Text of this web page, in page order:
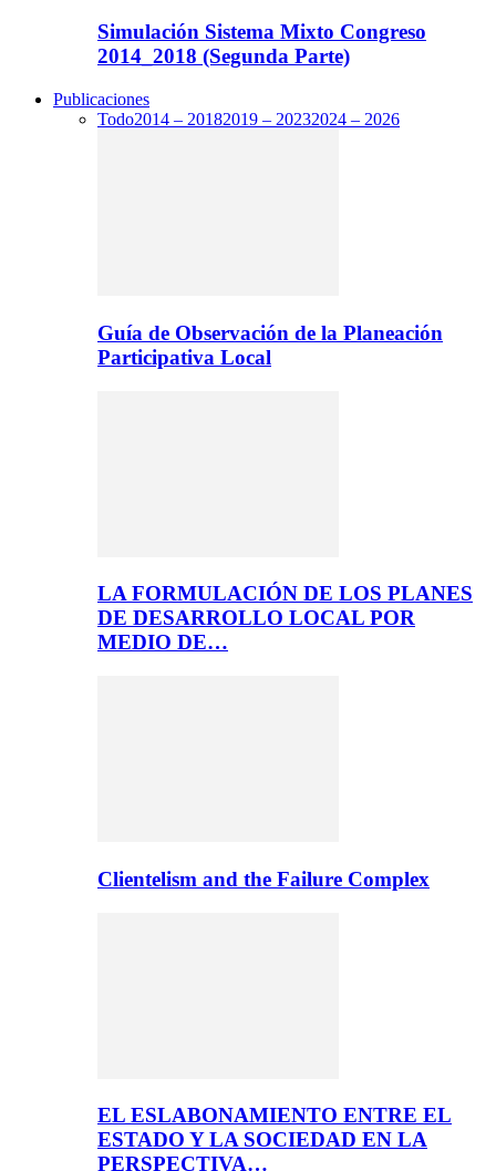
Simulación Sistema Mixto Congreso
2014_2018 (Segunda Parte)
Publicaciones
Todo2014 – 20182019 – 20232024 – 2026
Guía de Observación de la Planeación
Participativa Local
LA FORMULACIÓN DE LOS PLANES
DE DESARROLLO LOCAL POR
MEDIO DE…
Clientelism and the Failure Complex
EL ESLABONAMIENTO ENTRE EL
ESTADO Y LA SOCIEDAD EN LA
PERSPECTIVA…